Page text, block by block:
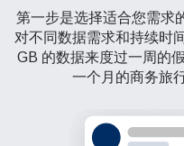
第一步是选择适合您需求
对不同数据需求和持续时
GB 的数据来度过一周的
一个月的商务旅